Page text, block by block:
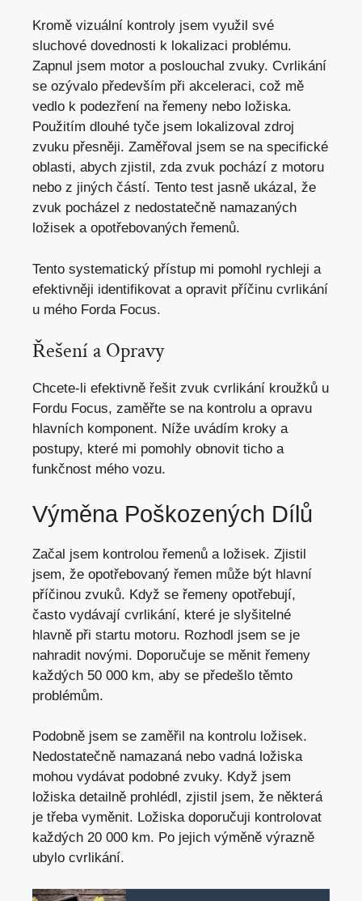
Kromě vizuální kontroly jsem využil své
sluchové dovednosti k lokalizaci problému.
Zapnul jsem motor a poslouchal zvuky. Cvrlikání
se ozývalo především při akceleraci, což mě
vedlo k podezření na řemeny nebo ložiska.
Použitím dlouhé tyče jsem lokalizoval zdroj
zvuku přesněji. Zaměřoval jsem se na specifické
oblasti, abych zjistil, zda zvuk pochází z motoru
nebo z jiných částí. Tento test jasně ukázal, že
zvuk pocházel z nedostatečně namazaných
ložisek a opotřebovaných řemenů.
Tento systematický přístup mi pomohl rychleji a
efektivněji identifikovat a opravit příčinu cvrlikání
u mého Forda Focus.
Řešení a Opravy
Chcete-li efektivně řešit zvuk cvrlikání kroužků u
Fordu Focus, zaměřte se na kontrolu a opravu
hlavních komponent. Níže uvádím kroky a
postupy, které mi pomohly obnovit ticho a
funkčnost mého vozu.
Výměna Poškozených Dílů
Začal jsem kontrolou řemenů a ložisek. Zjistil
jsem, že opotřebovaný řemen může být hlavní
příčinou zvuků. Když se řemeny opotřebují,
často vydávají cvrlikání, které je slyšitelné
hlavně při startu motoru. Rozhodl jsem se je
nahradit novými. Doporučuje se měnit řemeny
každých 50 000 km, aby se předešlo těmto
problémům.
Podobně jsem se zaměřil na kontrolu ložisek.
Nedostatečně namazaná nebo vadná ložiska
mohou vydávat podobné zvuky. Když jsem
ložiska detailně prohlédl, zjistil jsem, že některá
je třeba vyměnit. Ložiska doporučuji kontrolovat
každých 20 000 km. Po jejich výměně výrazně
ubylo cvrlikání.